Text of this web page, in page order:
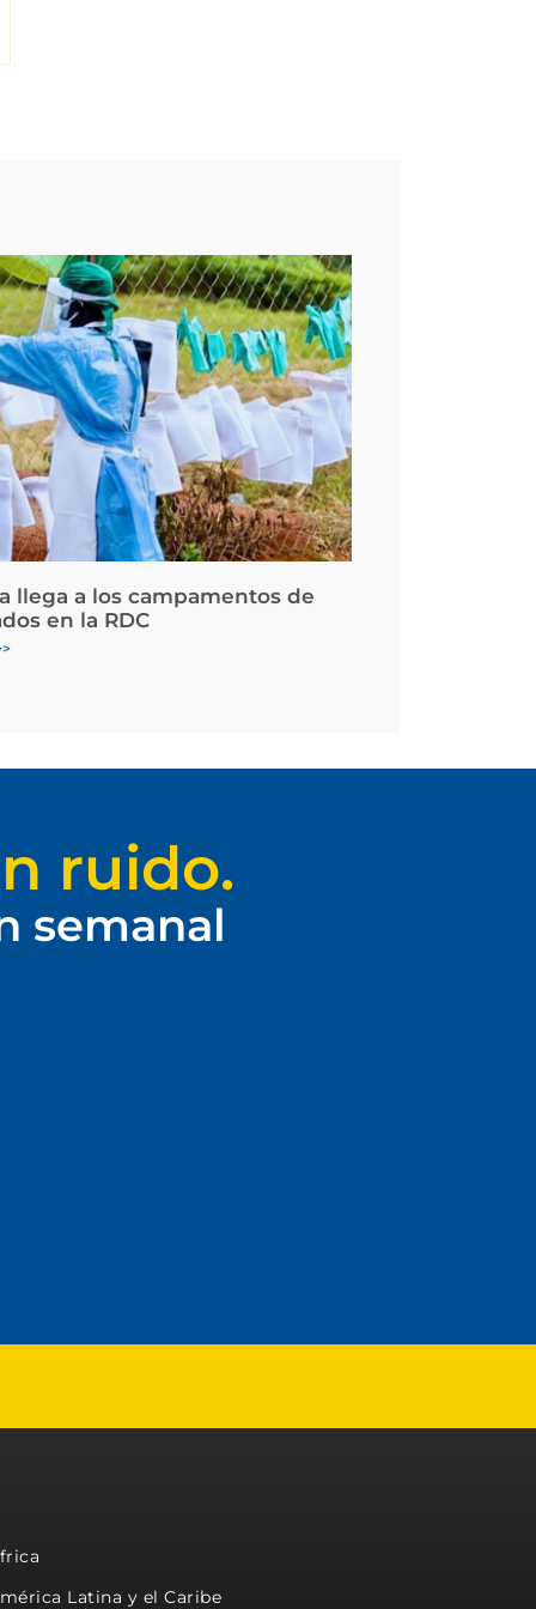
llega a los campamentos de
en la RDC
ruido.
semanal
Latina y el Caribe